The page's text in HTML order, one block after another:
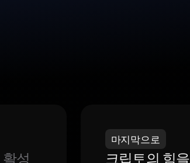
활성
마지막으로
크립토의 힘